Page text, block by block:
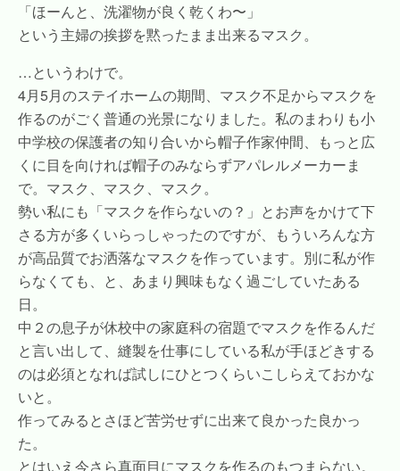
「ほーんと、洗濯物が良く乾くわ〜」
という主婦の挨拶を黙ったまま出来るマスク。
…というわけで。
4月5月のステイホームの期間、マスク不足からマスクを
作るのがごく普通の光景になりました。私のまわりも小
中学校の保護者の知り合いから帽子作家仲間、もっと広
くに目を向ければ帽子のみならずアパレルメーカーま
で。マスク、マスク、マスク。
勢い私にも「マスクを作らないの？」とお声をかけて下
さる方が多くいらっしゃったのですが、もういろんな方
が高品質でお洒落なマスクを作っています。別に私が作
らなくても、と、あまり興味もなく過ごしていたある
日。
中２の息子が休校中の家庭科の宿題でマスクを作るんだ
と言い出して、縫製を仕事にしている私が手ほどきする
のは必須となれば試しにひとつくらいこしらえておかな
いと。
作ってみるとさほど苦労せずに出来て良かった良かっ
た。
とはいえ今さら真面目にマスクを作るのもつまらない。